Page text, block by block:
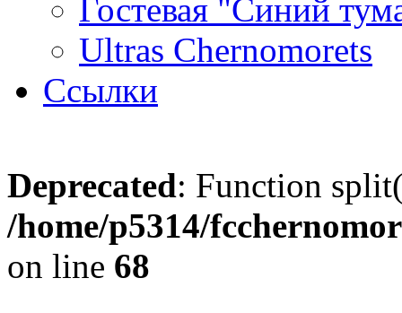
Гостевая "Синий
Ultras Chernomorets
Ссылки
Deprecated: Function
/home/p5314/
on line 68